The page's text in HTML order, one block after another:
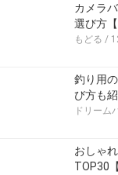
カメラ
選び方
もどる /
釣り用
び方も
ドリーム
おしゃ
TOP30